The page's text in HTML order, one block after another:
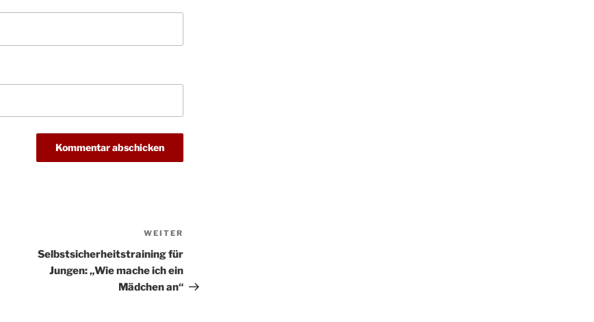
Beitrag
WEITER
Selbstsicherheitstraining für
Jungen: „Wie mache ich ein
Mädchen an“